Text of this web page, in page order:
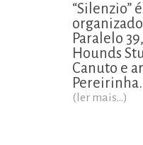
“Silenzio”
Paralelo
Hounds
Canuto e
Pereirinha.
(ler mais...)